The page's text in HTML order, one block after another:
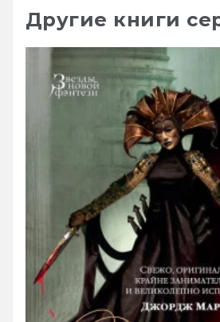
Другие книги